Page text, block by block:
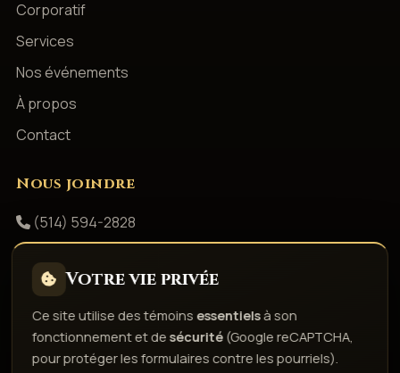
Corporatif
Services
Nos événements
À propos
Contact
Nous joindre
(514) 594-2828
Facebook
Politique de confidentialité Conditions d'utilisation
Votre vie privée
Ce site utilise des témoinsessentielsà son
fonctionnement et desécurité (Google reCAPTCHA,
pour protéger les formulaires contre les pourriels).